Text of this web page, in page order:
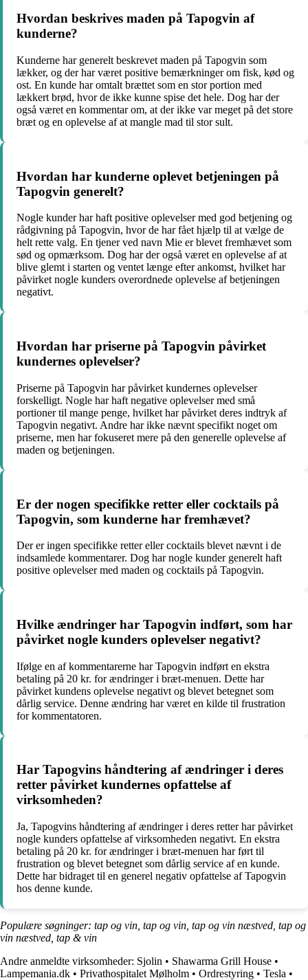
Hvordan beskrives maden på Tapogvin af
kunderne?
Kunderne har generelt beskrevet maden på Tapogvin som
lækker, og der har været positive bemærkninger om fisk, kød og
ost. En kunde har omtalt brættet som en stor portion med
lækkert brød, hvor de ikke kunne spise det hele. Dog har der
også været en kommentar om, at der ikke var meget på det store
bræt og en oplevelse af at mangle mad til stor sult.
Hvordan har kunderne oplevet betjeningen på
Tapogvin generelt?
Nogle kunder har haft positive oplevelser med god betjening og
rådgivning på Tapogvin, hvor de har fået hjælp til at vælge de
helt rette valg. En tjener ved navn Mie er blevet fremhævet som
sød og opmærksom. Dog har der også været en oplevelse af at
blive glemt i starten og ventet længe efter ankomst, hvilket har
påvirket nogle kunders overordnede oplevelse af betjeningen
negativt.
Hvordan har priserne på Tapogvin påvirket
kundernes oplevelser?
Priserne på Tapogvin har påvirket kundernes oplevelser
forskelligt. Nogle har haft negative oplevelser med små
portioner til mange penge, hvilket har påvirket deres indtryk af
Tapogvin negativt. Andre har ikke nævnt specifikt noget om
priserne, men har fokuseret mere på den generelle oplevelse af
maden og betjeningen.
Er der nogen specifikke retter eller cocktails på
Tapogvin, som kunderne har fremhævet?
Der er ingen specifikke retter eller cocktails blevet nævnt i de
indsamlede kommentarer. Dog har nogle kunder generelt haft
positive oplevelser med maden og cocktails på Tapogvin.
Hvilke ændringer har Tapogvin indført, som har
påvirket nogle kunders oplevelser negativt?
Ifølge en af kommentarerne har Tapogvin indført en ekstra
betaling på 20 kr. for ændringer i bræt-menuen. Dette har
påvirket kundens oplevelse negativt og blevet betegnet som
dårlig service. Denne ændring har været en kilde til frustration
for kommentatoren.
Har Tapogvins håndtering af ændringer i deres
retter påvirket kundernes opfattelse af
virksomheden?
Ja, Tapogvins håndtering af ændringer i deres retter har påvirket
nogle kunders opfattelse af virksomheden negativt. En ekstra
betaling på 20 kr. for ændringer i bræt-menuen har ført til
frustration og blevet betegnet som dårlig service af en kunde.
Dette har bidraget til en generel negativ opfattelse af Tapogvin
hos denne kunde.
Populære søgninger: tap og vin, tap og vin, tap og vin næstved, tap og
vin næstved, tap & vin
Andre anmeldte virksomheder: Sjolin • Shawarma Grill House •
Lampemania.dk • Privathospitalet Mølholm • Ordrestyring • Tesla •